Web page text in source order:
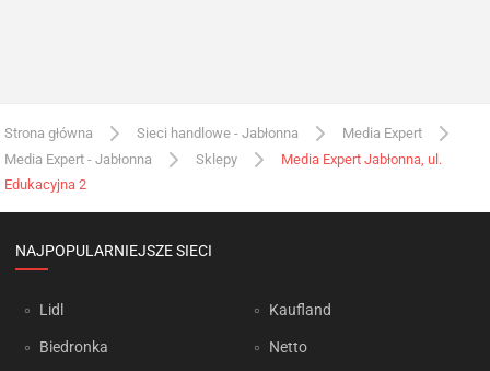
Strona główna Sieci handlowe - Jabłonna
Media Expert
Media Expert - Jabłonna
Sklepy
Media Expert Jabłonna, ul.
Edukacyjna 2
NAJPOPULARNIEJSZE SIECI
Lidl
Biedronka
Kaufland
Netto